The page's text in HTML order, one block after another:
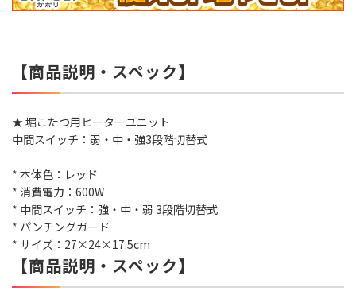
【商品説明・スペック】
★ 堀こたつ用ヒーターユニット
中間スイッチ：弱・中・強3段階切替式
* 本体色：レッド
* 消費電力：600W
* 中間スイッチ：強・中・弱 3段階切替式
* パンチングガード
* サイズ：27×24×17.5cm
【商品説明・スペック】